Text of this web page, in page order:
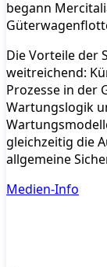
begann
Die Vorteile der
weitreichend:
Prozesse in der
Wartungslogik
gleichzeitig die
allgemeine
Medien-Info